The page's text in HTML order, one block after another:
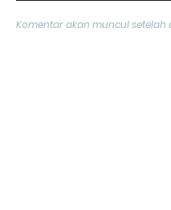
Komentar akan muncul setelah